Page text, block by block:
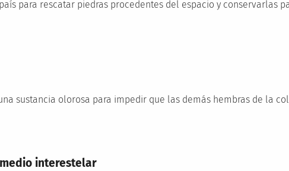
para rescatar piedras procedentes del espacio y conservarlas
sustancia olorosa para impedir que las demás hembras de la
interestelar